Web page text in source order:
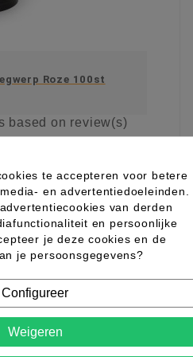
Roze 100st
based on review(s)
te accepteren voor betere
en advertentiedoeleinden.
van derden
en persoonlijke
je deze cookies en de
je persoonsgegevens?
Configureer
Weigeren